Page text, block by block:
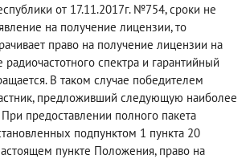
от 17.11.2017г. №754, сроки не
на получение лицензии, то
право на получение лицензии на
радиочастотного спектра и гарантийный
В таком случае победителем
предложивший следующую наиболее
предоставлении полного пакета
подпунктом 1 пункта 20
пункте Положения, право на